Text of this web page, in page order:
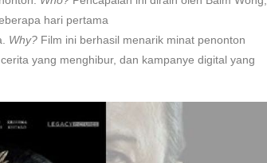
hari pertama
Why? Film ini berhasil menarik minat penonton
yang menghibur, dan kampanye digital yang